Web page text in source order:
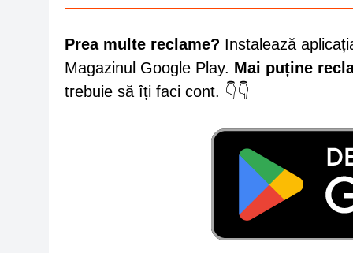
Prea multe reclame? Instalează
Magazinul Google Play. Mai puține
trebuie să îți faci cont. 👇👇